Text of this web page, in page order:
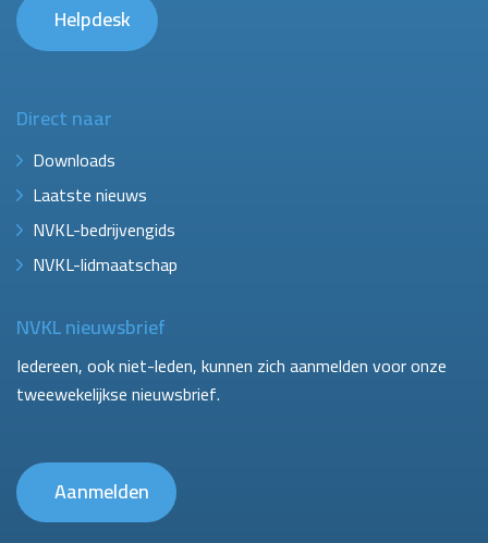
Helpdesk
Direct naar
Downloads
Laatste nieuws
NVKL-bedrijvengids
NVKL-lidmaatschap
NVKL nieuwsbrief
Iedereen, ook niet-leden, kunnen zich aanmelden voor onze
tweewekelijkse nieuwsbrief.
Aanmelden